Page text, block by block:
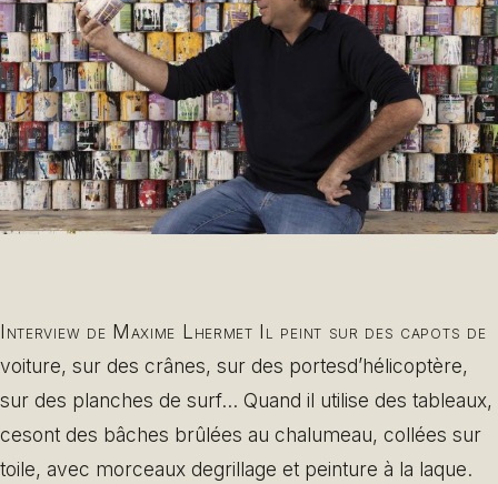
Interview de Maxime Lhermet Il peint sur des capots de
voiture, sur des crânes, sur des portesd’hélicoptère,
sur des planches de surf… Quand il utilise des tableaux,
cesont des bâches brûlées au chalumeau, collées sur
toile, avec morceaux degrillage et peinture à la laque.